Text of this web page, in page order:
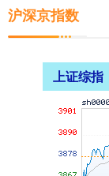
沪深京指数
上证综指